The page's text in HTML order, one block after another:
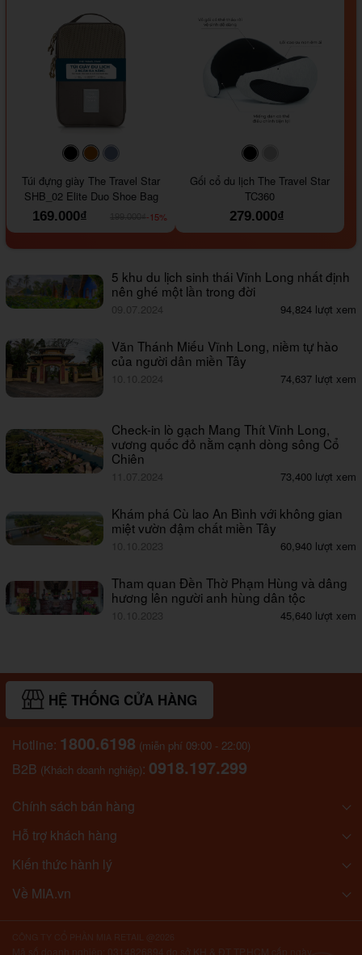
#000000#964B00
Túi đựng giày The Travel Star
SHB_02 Elite Duo Shoe Bag
169.000₫
-15%
Gối cổ du lịch The Travel Star
TC360
279.000₫
5 khu du lịch sinh thái Vĩnh Long nhất định
nên ghé một lần trong đời
09.07.2024 94,824 lượt xem
Văn Thánh Miếu Vĩnh Long, niềm tự hào
của người dân miền Tây
10.10.2024 74,637 lượt xem
Check-in lò gạch Mang Thít Vĩnh Long,
vương quốc đỏ nằm cạnh dòng sông Cổ
Chiên
11.07.2024 73,400 lượt xem
Khám phá Cù lao An Bình với không gian
miệt vườn đậm chất miền Tây
60,940 lượt xem
Tham quan Đền Thờ Phạm Hùng và dâng
hương lên người anh hùng dân tộc
45,640 lượt xem
HỆ THỐNG CỬA HÀNG
Hotline: 1800.6198 (miễn phí 09:00 - 22:00)
B2B (Khách doanh nghiệp): 0918.197.299
Chính sách bán hàng
Hỗ trợ khách hàng
Kiến thức hành lý
Về MIA.vn